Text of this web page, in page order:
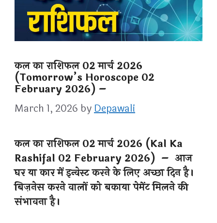
कल का राशिफल 02 मार्च 2026
(Tomorrow’s Horoscope 02
February 2026) –
March 1, 2026 byDepawali
कल का राशिफल 02 मार्च 2026 (Kal Ka
Rashifal 02 February 2026) – आज
घर या कार में इन्वेस्ट करने के लिए अच्छा दिन है।
बिज़नेस करने वालों को बकाया पेमेंट मिलने की
संभावना है।